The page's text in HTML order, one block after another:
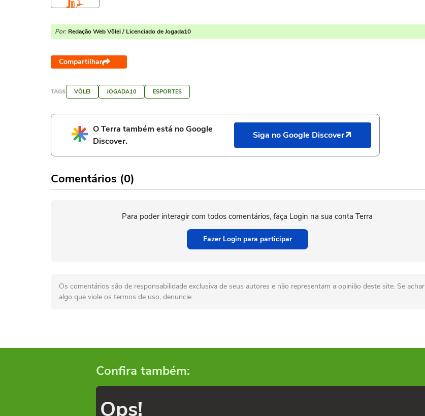
Por: Redação Web Vôlei / Licenciado de Jogada10
Compartilhar
TAGS VÔLEI JOGADA10 ESPORTES
O Terra também está no Google
Discover.
Siga no Google Discover
Comentários (0)
Para poder interagir com todos comentários, faça Login na sua conta Terra
Fazer Login para participar
Os comentários são de responsabilidade exclusiva de seus autores e não representam a opinião deste site. Se achar
algo que viole os termos de uso, denuncie.
Confira também:
Ops!